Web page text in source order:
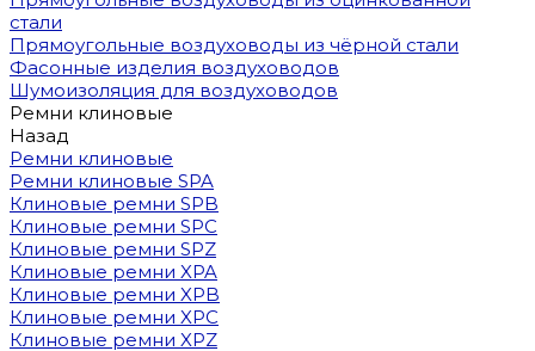
стали
Прямоугольные воздуховоды из чёрной стали
Фасонные изделия воздуховодов
Шумоизоляция для воздуховодов
Ремни клиновые
Назад
Ремни клиновые
Ремни клиновые SPA
Клиновые ремни SPB
Клиновые ремни SPC
Клиновые ремни SPZ
Клиновые ремни XPA
Клиновые ремни XPB
Клиновые ремни XPC
Клиновые ремни XPZ